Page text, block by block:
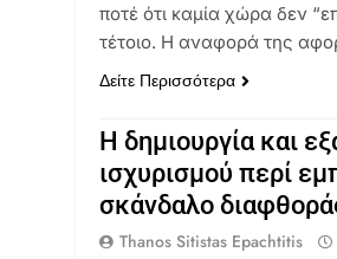
ποτέ ότι καμία χώρα δεν
τέτοιο. Η αναφορά της
Δείτε Περισσότερα
Η δημιουργία και
ισχυρισμού περί
σκάνδαλο
Thanos Sitistas Epachtitis